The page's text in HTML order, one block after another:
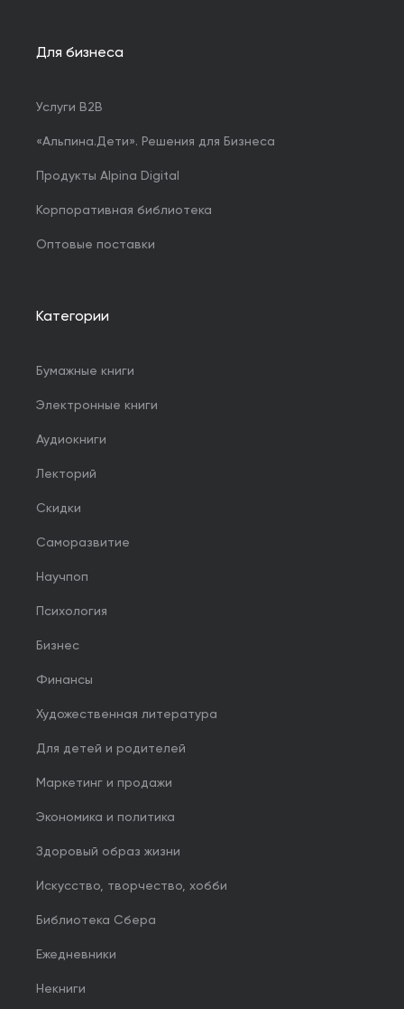
Для бизнеса
Услуги B2B
«Альпина.Дети». Решения для Бизнеса
Продукты Alpina Digital
Корпоративная библиотека
Оптовые поставки
Категории
Бумажные книги
Электронные книги
Аудиокниги
Лекторий
Скидки
Саморазвитие
Научпоп
Психология
Бизнес
Финансы
Художественная литература
Для детей и родителей
Маркетинг и продажи
Экономика и политика
Здоровый образ жизни
Искусство, творчество, хобби
Библиотека Сбера
Ежедневники
Некниги